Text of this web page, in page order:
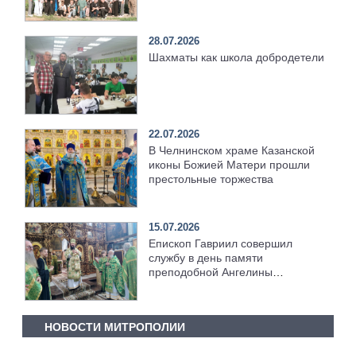
28.07.2026
Шахматы как школа добродетели
22.07.2026
В Челнинском храме Казанской
иконы Божией Матери прошли
престольные торжества
15.07.2026
Епископ Гавриил совершил
службу в день памяти
преподобной Ангелины
НОВОСТИ МИТРОПОЛИИ